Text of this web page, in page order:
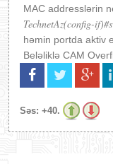
MAC addresslərin
TechnetAz(config-
həmin portda aktiv
Beləliklə CAM
Səs: +40.